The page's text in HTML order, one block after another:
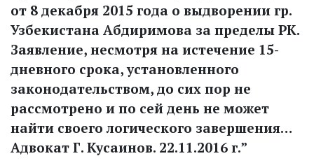
от 8 декабря 2015 года о выдворении гр.
Узбекистана Абдиримова за пределы РК.
Заявление, несмотря на истечение 15-
дневного срока, установленного
законодательством, до сих пор не
рассмотрено и по сей день не может
найти своего логического завершения…
Адвокат Г. Кусаинов. 22.11.2016 г.”